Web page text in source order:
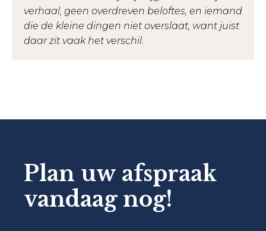
verhaal, geen overdreven beloftes, en iemand
die de kleine dingen niet overslaat, want juist
daar zit vaak het verschil.
Plan uw afspraak
vandaag nog!